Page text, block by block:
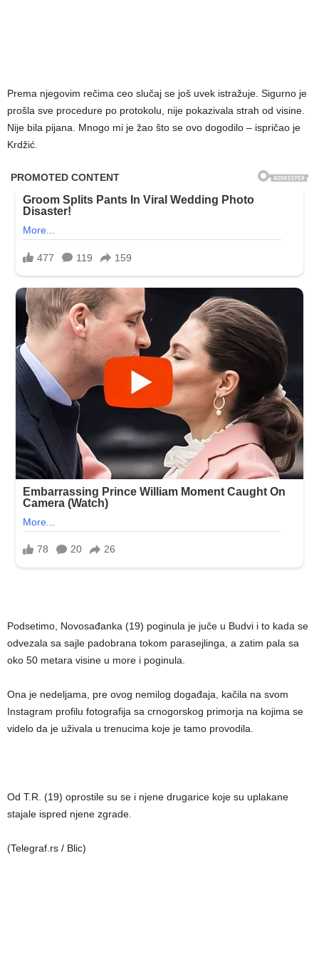
Prema njegovim rečima ceo slučaj se još uvek istražuje. Sigurno je
prošla sve procedure po protokolu, nije pokazivala strah od visine.
Nije bila pijana. Mnogo mi je žao što se ovo dogodilo – ispričao je
Krdžić.
Podsetimo, Novosađanka (19) poginula je juče u Budvi i to kada se
odvezala sa sajle padobrana tokom parasejlinga, a zatim pala sa
oko 50 metara visine u more i poginula.
Ona je nedeljama, pre ovog nemilog događaja, kačila na svom
Instagram profilu fotografija sa crnogorskog primorja na kojima se
videlo da je uživala u trenucima koje je tamo provodila.
Od T.R. (19) oprostile su se i njene drugarice koje su uplakane
stajale ispred njene zgrade.
(Telegraf.rs / Blic)